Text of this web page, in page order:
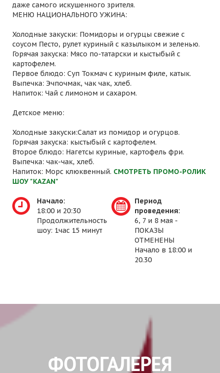
даже самого искушенного зрителя.
МЕНЮ НАЦИОНАЛЬНОГО УЖИНА:
Холодные закуски: Помидоры и огурцы свежие с
соусом Песто, рулет куриный с казылыком и зеленью.
Горячая закуска: Мясо по-татарски и кыстыбый с
картофелем.
Первое блюдо: Суп Токмач с куриным филе, катык.
Выпечка: Эчпочмак, чак чак, хлеб.
Напиток: Чай с лимоном и сахаром.
Детское меню:
Холодные закуски:Салат из помидор и огурцов.
Горячая закуска: кыстыбый с картофелем.
Второе блюдо: Нагетсы куриные, картофель фри.
Выпечка: чак-чак, хлеб.
Напиток: Морс клюквенный. СМОТРЕТЬ ПРОМО-РОЛИК
ШОУ "KAZAN"
Начало:
18:00 и 20:30
Продолжительность
шоу: 1час 15 минут
Период
проведения:
6, 7 и 8 мая -
ПОКАЗЫ
ОТМЕНЕНЫ
Начало в 18:00 и
20.30
ФОТОГАЛЕРЕЯ